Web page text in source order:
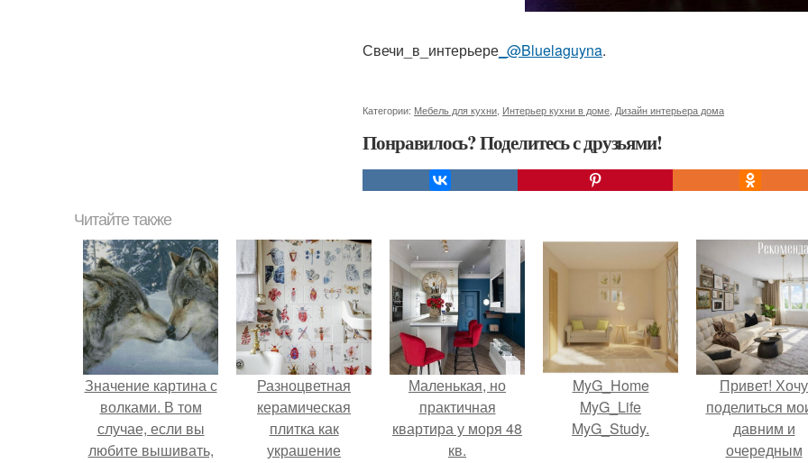
Свечи_в_интерьере _@Bluelaguyna.
Категории: Мебель для кухни Интерьер кухни в доме Дизайн интерьера дома
Понравилось? Поделитесь с друзьями!
Читайте также
Значение картина с
волками. В том
случае, если вы
любите вышивать,
Разноцветная
керамическая
плитка как
украшение
Маленькая, но
практичная
квартира у моря 48
кв.
MyG_Home
MyG_Life
MyG_Study.
Привет! Хочу
поделиться
давним и
очередным